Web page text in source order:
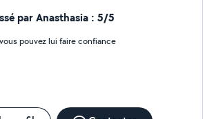
par Anasthasia : 5/5
pouvez lui faire confiance